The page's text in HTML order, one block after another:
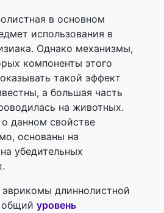
в основном
использования в
Однако механизмы,
компоненты этого
такой эффект
а большая часть
на животных.
данном свойстве
основаны на
убедительных
длиннолистной
общий уровень